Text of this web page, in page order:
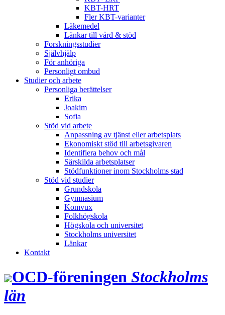
KBT-HRT
Fler KBT-varianter
Läkemedel
Länkar till vård & stöd
Forskningsstudier
Självhjälp
För anhöriga
Personligt ombud
Studier och arbete
Personliga berättelser
Erika
Joakim
Sofia
Stöd vid arbete
Anpassning av tjänst eller arbetsplats
Ekonomiskt stöd till arbetsgivaren
Identifiera behov och mål
Särskilda arbetsplatser
Stödfunktioner inom Stockholms stad
Stöd vid studier
Grundskola
Gymnasium
Komvux
Folkhögskola
Högskola och universitet
Stockholms universitet
Länkar
Kontakt
OCD‑föreningen Stockholms
län